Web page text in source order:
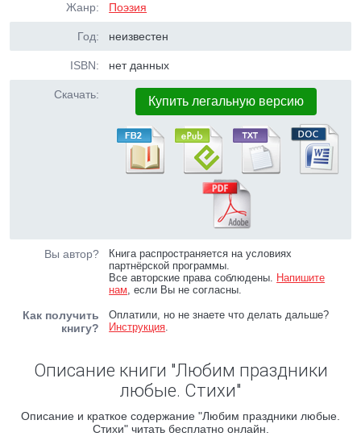
Жанр: Поэзия
Год: неизвестен
ISBN: нет данных
Скачать: Купить легальную версию
Вы автор?
Книга распространяется на условиях
партнёрской программы.
Все авторские права соблюдены. Напишите
нам, если Вы не согласны.
Как получить
книгу?
Оплатили, но не знаете что делать дальше?
Инструкция.
Описание книги "Любим праздники
любые. Стихи"
Описание и краткое содержание "Любим праздники любые.
Стихи" читать бесплатно онлайн.